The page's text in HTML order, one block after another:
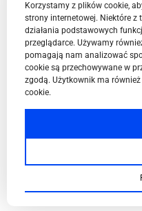
BPN-T Area
BPN-T Offer
Korzystamy z plików cookie,
strony internetowej. Niektóre z
działania podstawowych
przeglądarce. Używamy
pomagają nam analizować
cookie są przechowywane w
zgodą. Użytkownik ma
cookie.